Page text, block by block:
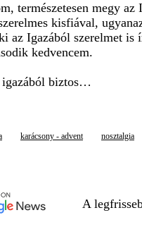
természetesen megy
kisfiával,
az Igazából szerelmet is
kedvencem.
biztos…
karácsony - advent nosztalgia
A